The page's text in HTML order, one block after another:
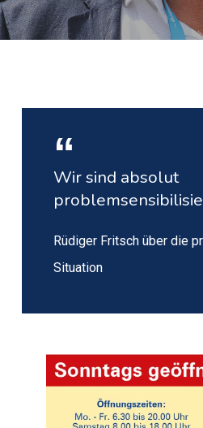
Wir sind absolut
Rüdiger Fritsch über die
Situation